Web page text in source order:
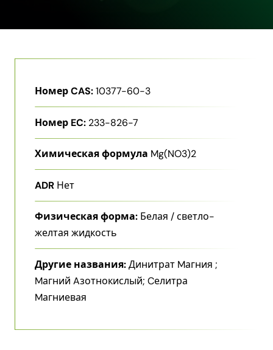
Номер CAS:10377-60-3
Номер EC: 233-826-7
Химическая формула Mg(NO3)2
ADR Нет
Физическая форма: Белая / светло-
желтая жидкость
Другие названия:Динитрат Mагния ;
Mагний Aзотнокислый; Cелитра
Mагниевая